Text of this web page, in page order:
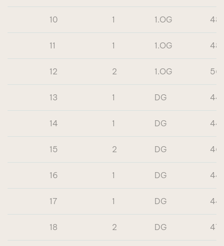
10 1 1.OG
11 1 1.OG
12 2 1.OG
13 1 DG
14 1 DG
15 2 DG
16 1 DG
17 1 DG
18 2 DG